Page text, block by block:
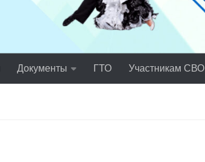
Документы ГТО Участникам СВО